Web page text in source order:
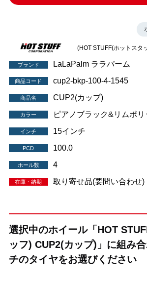
(HOT STUFF(ホットスタ
ブランド LaLaPalm ララパーム
商品コード cup2-bkp-100-4-1545
商品名 CUP2(カップ)
カラー ピアノブラック&リムポリ
インチ 15インチ
PCD 100.0
ホール数 4
在庫・納期 取り寄せ品(要問い合わせ)
選択中のホイール「HOT
ッフ) CUP2(カップ)」に組み
チのタイヤをお選びください